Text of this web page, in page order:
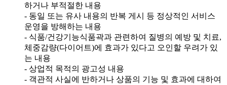
하거나 부적절한 내용
- 동일 또는 유사 내용의 반복 게시 등 정상적인 서비스
운영을 방해하는 내용
- 식품/건강기능식품곽과 관련하여 질병의 예방 및 치료,
체중감량(다이어트)에 효과가 있다고 오인할 우려가 있
는 내용
- 상업적 목적의 광고성 내용
- 객관적 사실에 반하거나 상품의 기능 및 효과에 대하여